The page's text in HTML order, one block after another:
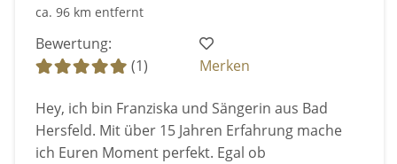
ca. 96 km entfernt
Bewertung:
(1)
Merken
Hey, ich bin Franziska und Sängerin aus Bad
Hersfeld. Mit über 15 Jahren Erfahrung mache
ich Euren Moment perfekt. Egal ob